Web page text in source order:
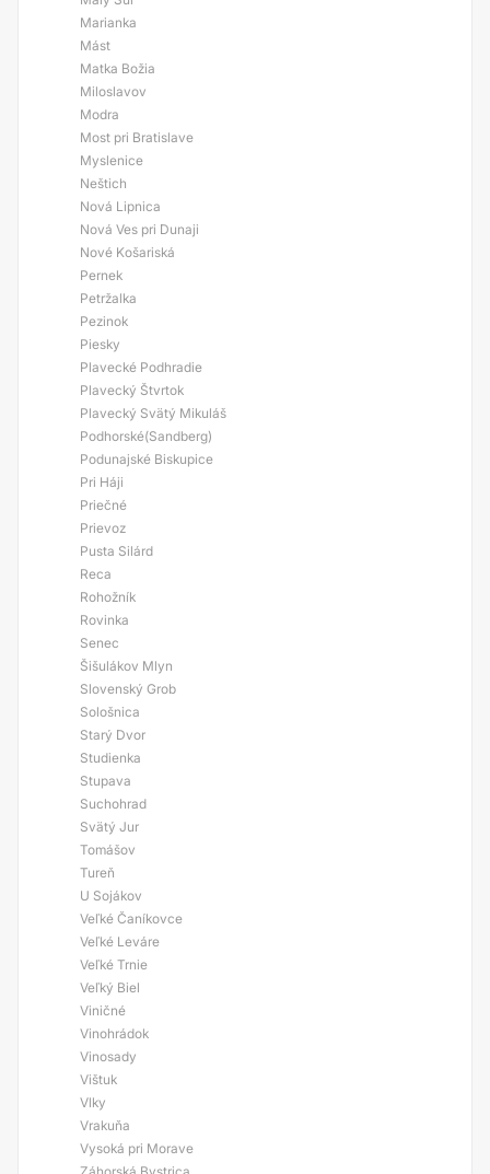
Marianka
Mást
Matka Božia
Miloslavov
Modra
Most pri Bratislave
Myslenice
Neštich
Nová Lipnica
Nová Ves pri Dunaji
Nové Košariská
Pernek
Petržalka
Pezinok
Piesky
Plavecké Podhradie
Plavecký Štvrtok
Plavecký Svätý Mikuláš
Podhorské(Sandberg)
Podunajské Biskupice
Pri Háji
Priečné
Prievoz
Pusta Silárd
Reca
Rohožník
Rovinka
Senec
Šišulákov Mlyn
Slovenský Grob
Sološnica
Starý Dvor
Studienka
Stupava
Suchohrad
Svätý Jur
Tomášov
Tureň
U Sojákov
Veľké Čaníkovce
Veľké Leváre
Veľké Trnie
Veľký Biel
Viničné
Vinohrádok
Vinosady
Vištuk
Vlky
Vrakuňa
Vysoká pri Morave